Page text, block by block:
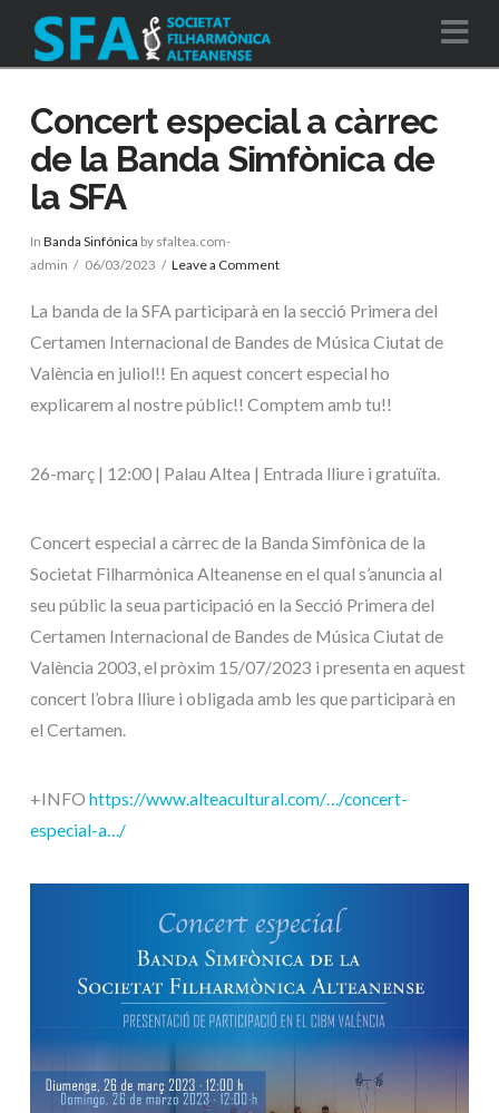
Concert especial a càrrec
de la Banda Simfònica de
la SFA
In Banda Sinfónica by sfaltea.com-
admin
06/03/2023 Leave a Comment
La banda de la SFA participarà en la secció Primera del
Certamen Internacional de Bandes de Música Ciutat de
València en juliol!! En aquest concert especial ho
explicarem al nostre públic!! Comptem amb tu!!
26-març | 12:00 | Palau Altea | Entrada lliure i gratuïta.
Concert especial a càrrec de la Banda Simfònica de la
Societat Filharmònica Alteanense en el qual s’anuncia al
seu públic la seua participació en la Secció Primera del
Certamen Internacional de Bandes de Música Ciutat de
València 2003, el pròxim 15/07/2023 i presenta en aquest
concert l’obra lliure i obligada amb les que participarà en
el Certamen.
+INFO https://www.alteacultural.com/…/concert-
especial-a…/